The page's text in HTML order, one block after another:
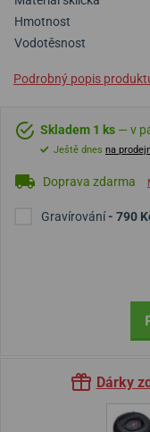
Hmotnost
Vodotěsnost
Podrobný popis
Skladem 1 ks — v
Ještě dnes na
Doprava zdarma
Gravírování- 790
Dárky